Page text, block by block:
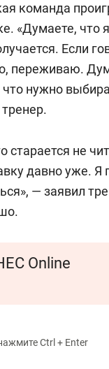
команда
«Думаете,
Если
переживаю.
что нужно
старается не
давно уже.
— заявил
Online
Ctrl + Enter
Рекомендуем
150 камер
ID вместо